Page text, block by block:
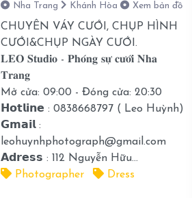
Nha Trang Khánh Hòa Xem bản đồ
CHUYÊN VÁY CƯỚI, CHỤP HÌNH
CƯỚI&CHỤP NGÀY CƯỚI.
𝐋𝐄𝐎 𝐒𝐭𝐮𝐝𝐢𝐨 - 𝐏𝐡𝐨́𝐧𝐠 𝐬𝐮̛̣ 𝐜𝐮̛𝐨̛́𝐢 𝐍𝐡𝐚
𝐓𝐫𝐚𝐧𝐠
Mở cửa: 09:00 - Đóng cửa: 20:30
𝗛𝗼𝘁𝗹𝗶𝗻𝗲 : 0838668797 ( Leo Huỳnh)
𝗚𝗺𝗮𝗶𝗹 :
leohuynhphotograph@gmail.com
𝗔𝗱𝗿𝗲𝘀𝘀 : 112 Nguyễn Hữu...
Photographer
Dress